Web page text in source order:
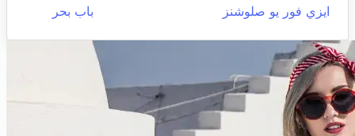
ايزي فور يو صلوشنز
باب بحر